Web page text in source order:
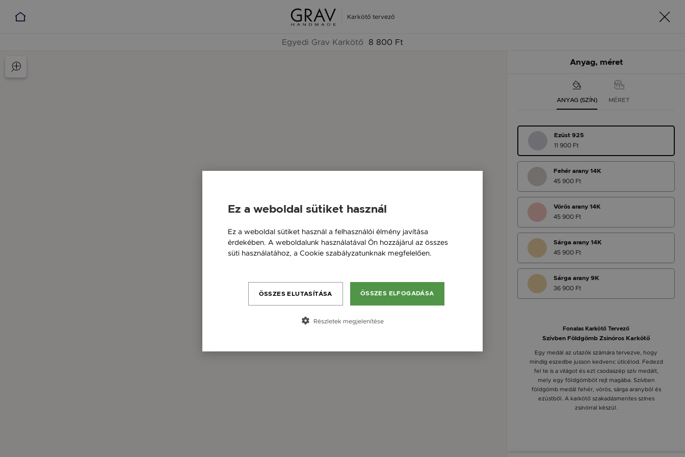
Karkötő tervező
Egyedi Grav Karkötő 8 800 Ft
Anyag, méret
ANYAG (SZÍN) MÉRET
Ezüst 925
11 900 Ft
Fehér arany 14K
45 900 Ft
Vörös arany 14K
45 900 Ft
Sárga arany 14K
45 900 Ft
Sárga arany 9K
36 900 Ft
Fonalas Karkötő Tervező
Szívben Földgömb Zsinóros Karkötő
Egy medál az utazók számára tervezve, hogy
mindig eszedbe jusson kedvenc úticélod. Fedezd
fel te is a világot és ezt csodaszép szív medált,
mely egy földgömböt rejt magába. Szívben
földgömb medál fehér, vörös, sárga aranyból és
ezüstből. A karkötő szakadásmentes színes
zsinórral készül.
Ez a weboldal sütiket használ
Ez a weboldal sütiket használ a felhasználói élmény javítása
érdekében. A weboldalunk használatával Ön hozzájárul az összes
süti használatához, a Cookie szabályzatunknak megfelelően.
ÖSSZES ELFOGADÁSA
ÖSSZES ELUTASÍTÁSA
Részletek megjelenítése